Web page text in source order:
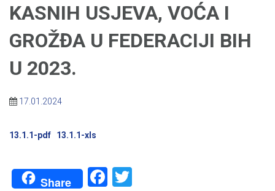
KASNIH USJEVA, VOĆA I
GROŽĐA U FEDERACIJI BIH
U 2023.
17.01.2024
13.1.1-pdf 13.1.1-xls
Share Facebook